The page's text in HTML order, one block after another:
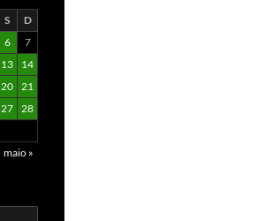
S
D
6
7
13
14
20 21
27 28
maio »